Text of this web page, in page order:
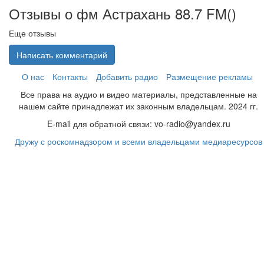
Отзывы о фм Астрахань 88.7 FM()
Еще отзывы
Написать комментарий
О нас
Контакты Добавить радио
Размещение рекламы
Все права на аудио и видео материалы, представленные на
нашем сайте принадлежат их законным владельцам. 2024 гг.
E-mail для обратной связи: vo-radio@yandex.ru
Дружу с роскомнадзором и всеми владельцами медиаресурсов